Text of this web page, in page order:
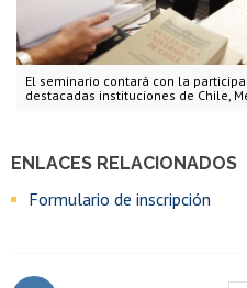
El seminario contará con la
destacadas instituciones de Chile,
ENLACES RELACIONADOS
Formulario de inscripción